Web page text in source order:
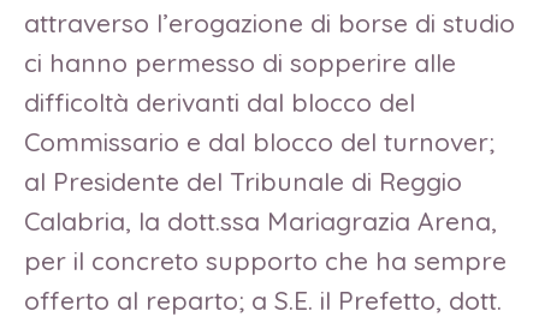
attraverso l’erogazione di borse di studio
ci hanno permesso di sopperire alle
difficoltà derivanti dal blocco del
Commissario e dal blocco del turnover;
al Presidente del Tribunale di Reggio
Calabria, la dott.ssa Mariagrazia Arena,
per il concreto supporto che ha sempre
offerto al reparto; a S.E. il Prefetto, dott.